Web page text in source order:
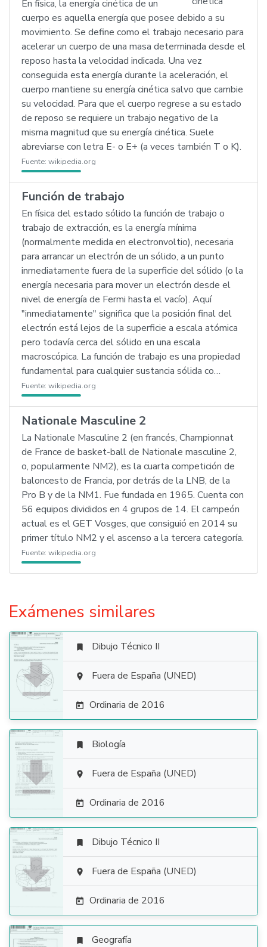
En física, la energía cinética de un
cuerpo es aquella energía que posee debido a su
movimiento. Se define como el trabajo necesario para
acelerar un cuerpo de una masa determinada desde el
reposo hasta la velocidad indicada. Una vez
conseguida esta energía durante la aceleración, el
cuerpo mantiene su energía cinética salvo que cambie
su velocidad. Para que el cuerpo regrese a su estado
de reposo se requiere un trabajo negativo de la
misma magnitud que su energía cinética. Suele
abreviarse con letra E- o E+ (a veces también T o K).
Fuente: wikipedia.org
Función de trabajo
En física del estado sólido la función de trabajo o
trabajo de extracción, es la energía mínima
(normalmente medida en electronvoltio), necesaria
para arrancar un electrón de un sólido, a un punto
inmediatamente fuera de la superficie del sólido (o la
energía necesaria para mover un electrón desde el
nivel de energía de Fermi hasta el vacío). Aquí
"inmediatamente" significa que la posición final del
electrón está lejos de la superficie a escala atómica
pero todavía cerca del sólido en una escala
macroscópica. La función de trabajo es una propiedad
fundamental para cualquier sustancia sólida co…
Fuente: wikipedia.org
Nationale Masculine 2
La Nationale Masculine 2 (en francés, Championnat
de France de basket-ball de Nationale masculine 2,
o, popularmente NM2), es la cuarta competición de
baloncesto de Francia, por detrás de la LNB, de la
Pro B y de la NM1. Fue fundada en 1965. Cuenta con
56 equipos divididos en 4 grupos de 14. El campeón
actual es el GET Vosges, que consiguió en 2014 su
primer título NM2 y el ascenso a la tercera categoría.
Fuente: wikipedia.org
Exámenes similares

 Dibujo Técnico II
 Fuera de España (UNED)
 Ordinaria de 2016

 Biología
 Fuera de España (UNED)
 Ordinaria de 2016

 Dibujo Técnico II
 Fuera de España (UNED)
 Ordinaria de 2016
 Geografía